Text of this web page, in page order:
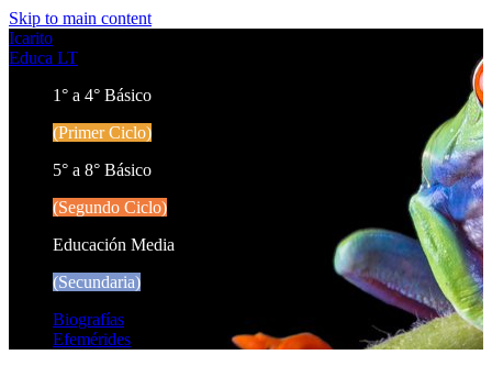
Skip to main content
Icarito
Educa LT
1° a 4° Básico
(Primer Ciclo)
5° a 8° Básico
(Segundo Ciclo)
Educación Media
(Secundaria)
Biografías
Efemérides